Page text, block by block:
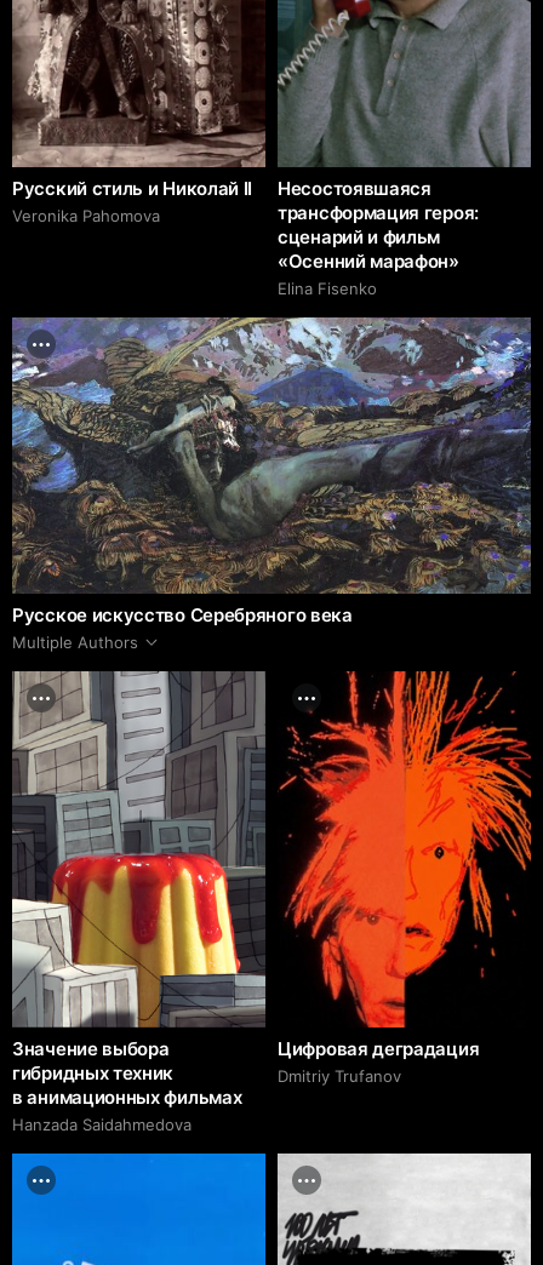
Русский стиль и Николай II
Veronika Pahomova
Русское искусство Серебряного века
Multiple Authors
Несостоявшаяся
трансформация героя:
сценарий и фильм
«Осенний марафон»
Elina Fisenko
Значение выбора
гибридных техник
в анимационных фильмах
Hanzada Saidahmedova
Цифровая деградация
Dmitriy Trufanov